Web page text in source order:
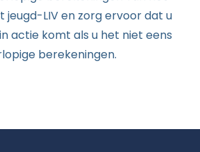
jeugd-LIV en zorg ervoor dat u
in actie komt als u het niet eens
berekeningen.